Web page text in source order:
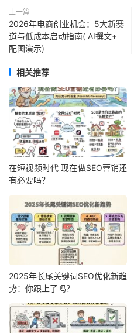
上一篇
2026年电商创业机会：5大新赛
道与低成本启动指南( AI撰文+
配图演示)
相关推荐
在短视频时代 现在做SEO营销还
有必要吗？
2025年长尾关键词SEO优化新趋
势：你跟上了吗？